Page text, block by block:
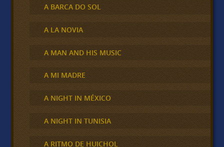
A BARCA DO SOL
A LA NOVIA
A MAN AND HIS MUSIC
A MI MADRE
A NIGHT IN MÉXICO
A NIGHT IN TUNISIA
A RITMO DE HUICHOL